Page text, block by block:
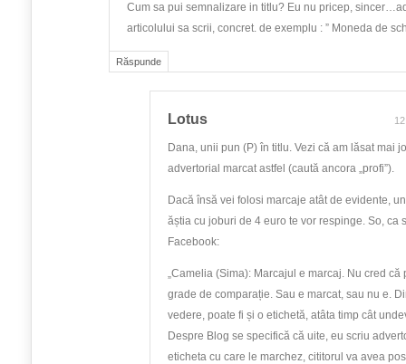
Răspunde
Cum sa pui semnalizare in titlu? Eu nu pricep,
articolului sa scrii, concret. de exemplu : ” Moneda de
Lotus
Dana, unii pun (P) în titlu. Vezi că am lăsat mai
advertorial marcat astfel (caută ancora „profi”).
Dacă însă vei folosi marcaje atât de evidente,
ăștia cu joburi de 4 euro te vor respinge. So, ca
Facebook:
„Camelia (Sima): Marcajul e marcaj. Nu cred că
grade de comparație. Sau e marcat, sau nu e.
vedere, poate fi și o etichetă, atâta timp cât
Despre Blog se specifică că uite, eu scriu
eticheta cu care le marchez, cititorul va avea